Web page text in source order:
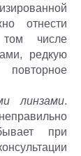
отнести
числе
редкую
линзами.
при